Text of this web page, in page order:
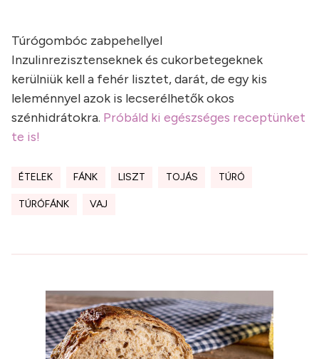
Túrógombóc zabpehellyel
Inzulinrezisztenseknek és cukorbetegeknek
kerülniük kell a fehér lisztet, darát, de egy kis
leleménnyel azok is lecserélhetők okos
szénhidrátokra. Próbáld ki egészséges receptünket
te is!
ÉTELEK FÁNK LISZT TOJÁS TÚRÓ
TÚRÓFÁNK VAJ